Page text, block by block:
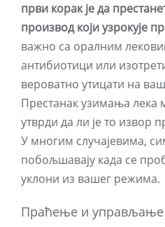
први корак је да
производ који узрокује
важно са оралним
антибиотици или
вероватно утицати на
Престанак узимања
утврди да ли је то извор
У многим случајевима,
побољшавају када се
уклони из вашег режима.
Праћење и